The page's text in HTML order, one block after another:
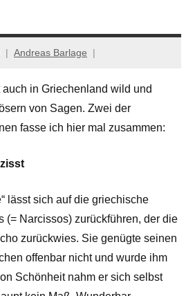
Andreas Barlage
in Griechenland wild und
von Sagen. Zwei der
fasse ich hier mal zusammen:
lässt sich auf die griechische
(= Narcissos) zurückführen, der die
zurückwies. Sie genügte seinen
offenbar nicht und wurde ihm
Schönheit nahm er sich selbst